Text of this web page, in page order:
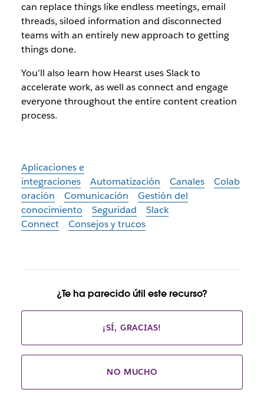
can replace things like endless meetings, email
threads, siloed information and disconnected
teams with an entirely new approach to getting
things done.
You’ll also learn how Hearst uses Slack to
accelerate work, as well as connect and engage
everyone throughout the entire content creation
process.
Aplicaciones e
integraciones
Automatización Canales
Colab
oración
Comunicación
Gestión del
conocimiento
Seguridad
Slack
Connect
Consejos y trucos
¿Te ha parecido útil este recurso?
¡SÍ, GRACIAS!
NO MUCHO